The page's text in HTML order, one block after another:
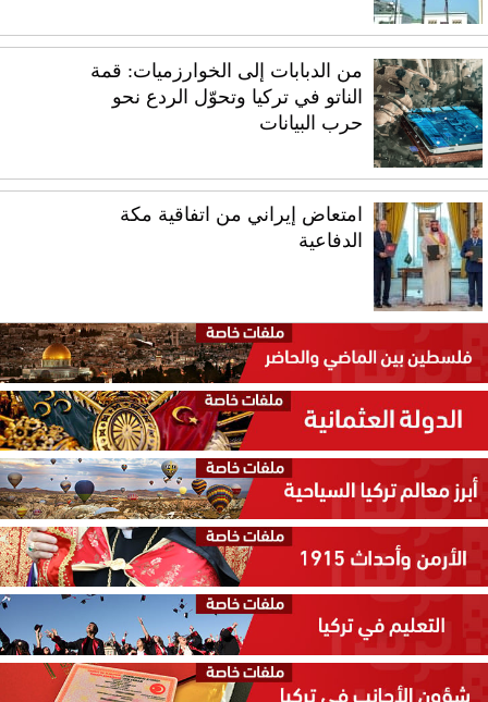
من الدبابات إلى الخوارزميات: قمة
الناتو في تركيا وتحوّل الردع نحو
حرب البيانات
امتعاض إيراني من اتفاقية مكة
الدفاعية